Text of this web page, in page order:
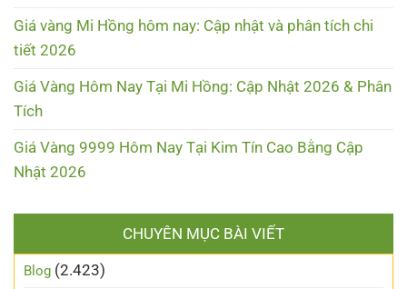
Giá vàng Mi Hồng hôm nay: Cập nhật và phân tích chi
tiết 2026
Giá Vàng Hôm Nay Tại Mi Hồng: Cập Nhật 2026 & Phân
Tích
Giá Vàng 9999 Hôm Nay Tại Kim Tín Cao Bằng Cập
Nhật 2026
CHUYÊN MỤC BÀI VIẾT
Blog (2.423)